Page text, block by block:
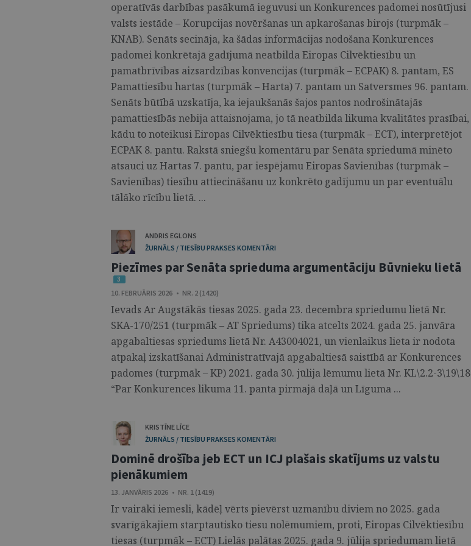
operatīvās darbības pasākumā ieguvusi un Konkurences padomei nosūtījusi
valsts iestāde – Korupcijas novēršanas un apkarošanas birojs (turpmāk –
KNAB). Senāts secināja, ka šādas informācijas nodošana Konkurences
padomei konkrētajā gadījumā neatbilda Eiropas Cilvēktiesību un
pamatbrīvības aizsardzības konvencijas (turpmāk – ECPAK) 8. pantam, ES
Pamattiesību hartas (turpmāk – Harta) 7. pantam un Satversmes 96. pantam.
Senāts būtībā uzskatīja, ka iejaukšanās šajos pantos nodrošinātajās
pamattiesībās nebija attaisnojama, jo tā neatbilda likuma kvalitātes prasībai,
kādu to noteikusi Eiropas Cilvēktiesību tiesa (turpmāk – ECT), interpretējot
ECPAK 8. pantu. Rakstā sniegšu komentāru par Senāta spriedumā minēto
atsauci uz Hartas 7. pantu, par iespējamu Eiropas Savienības (turpmāk –
Savienības) tiesību attiecināšanu uz konkrēto gadījumu un par eventuālu
tālāko rīcību lietā. ...
ANDRIS EGLONS
ŽURNĀLS / TIESĪBU PRAKSES KOMENTĀRI
Piezīmes par Senāta sprieduma argumentāciju Būvnieku lietā
3
10. FEBRUĀRIS 2026 • NR. 2 (1420)
Ievads Ar Augstākās tiesas 2025. gada 23. decembra spriedumu lietā Nr.
SKA-170/251 (turpmāk – AT Spriedums) tika atcelts 2024. gada 25. janvāra
apgabaltiesas spriedums lietā Nr. A43004021, un vienlaikus lieta ir nodota
atpakaļ izskatīšanai Administratīvajā apgabaltiesā saistībā ar Konkurences
padomes (turpmāk – KP) 2021. gada 30. jūlija lēmumu lietā Nr. KL\2.2-3\19\18
“Par Konkurences likuma 11. panta pirmajā daļā un Līguma ...
KRISTĪNE LĪCE
ŽURNĀLS / TIESĪBU PRAKSES KOMENTĀRI
Dominē drošība jeb ECT un ICJ plašais skatījums uz valstu
pienākumiem
13. JANVĀRIS 2026 • NR. 1 (1419)
Ir vairāki iemesli, kādēļ vērts pievērst uzmanību diviem no 2025. gada
svarīgākajiem starptautisko tiesu nolēmumiem, proti, Eiropas Cilvēktiesību
tiesas (turpmāk – ECT) Lielās palātas 2025. gada 9. jūlija spriedumam lietā